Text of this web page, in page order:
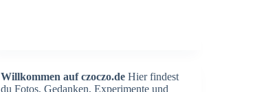
Willkommen auf czoczo.de Hier findest
du Fotos, Gedanken, Experimente und